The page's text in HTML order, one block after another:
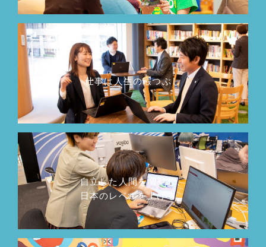
仕事は人生の暇つぶし
自立した人間を増やし、
日本のレベルを上げる。